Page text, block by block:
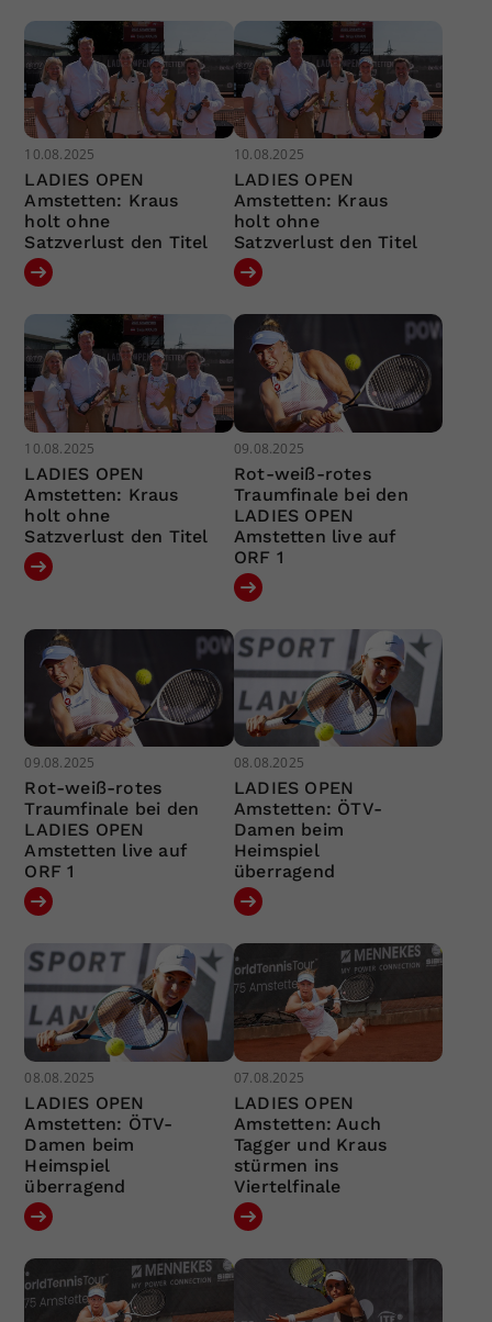
10.08.2025
LADIES OPEN
Amstetten: Kraus
holt ohne
Satzverlust den Titel
10.08.2025
LADIES OPEN
Amstetten: Kraus
holt ohne
Satzverlust den Titel
10.08.2025
LADIES OPEN
Amstetten: Kraus
holt ohne
Satzverlust den Titel
09.08.2025
Rot-weiß-rotes
Traumfinale bei den
LADIES OPEN
Amstetten live auf
ORF 1
09.08.2025
Rot-weiß-rotes
Traumfinale bei den
LADIES OPEN
Amstetten live auf
ORF 1
08.08.2025
LADIES OPEN
Amstetten: ÖTV-
Damen beim
Heimspiel
überragend
08.08.2025
LADIES OPEN
Amstetten: ÖTV-
Damen beim
Heimspiel
überragend
07.08.2025
LADIES OPEN
Amstetten: Auch
Tagger und Kraus
stürmen ins
Viertelfinale